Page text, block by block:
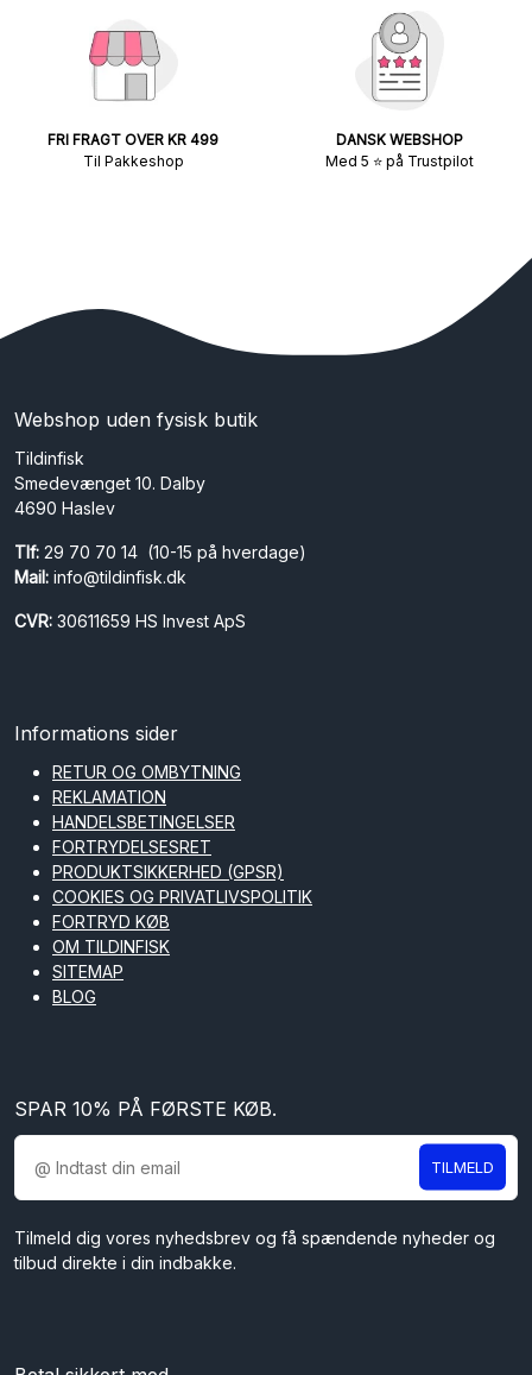
FRI FRAGT OVER KR 499
Til Pakkeshop
DANSK WEBSHOP
Med 5 ⭐ på Trustpilot
Webshop uden fysisk butik
Tildinfisk
Smedevænget 10. Dalby
4690 Haslev
Tlf: 29 70 70 14 (10-15 på hverdage)
Mail: info@tildinfisk.dk
CVR: 30611659 HS Invest ApS
Informations sider
RETUR OG OMBYTNING
REKLAMATION
HANDELSBETINGELSER
FORTRYDELSESRET
PRODUKTSIKKERHED (GPSR)
COOKIES OG PRIVATLIVSPOLITIK
FORTRYD KØB
OM TILDINFISK
SITEMAP
BLOG
SPAR 10% PÅ FØRSTE KØB.
TILMELD
Tilmeld dig vores nyhedsbrev og få spændende nyheder og
tilbud direkte i din indbakke.